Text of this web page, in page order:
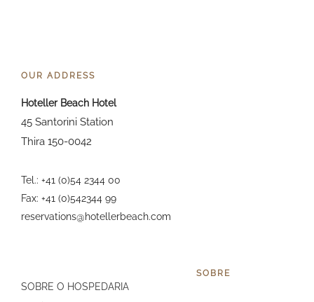
OUR ADDRESS
Hoteller Beach Hotel
45 Santorini Station
Thira 150-0042
Tel.: +41 (0)54 2344 00
Fax: +41 (0)542344 99
reservations@hotellerbeach.com
SOBRE
SOBRE O HOSPEDARIA